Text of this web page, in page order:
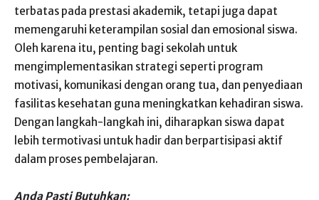
terbatas pada prestasi akademik, tetapi juga dapat
memengaruhi keterampilan sosial dan emosional siswa.
Oleh karena itu, penting bagi sekolah untuk
mengimplementasikan strategi seperti program
motivasi, komunikasi dengan orang tua, dan penyediaan
fasilitas kesehatan guna meningkatkan kehadiran siswa.
Dengan langkah-langkah ini, diharapkan siswa dapat
lebih termotivasi untuk hadir dan berpartisipasi aktif
dalam proses pembelajaran.
Anda Pasti Butuhkan: